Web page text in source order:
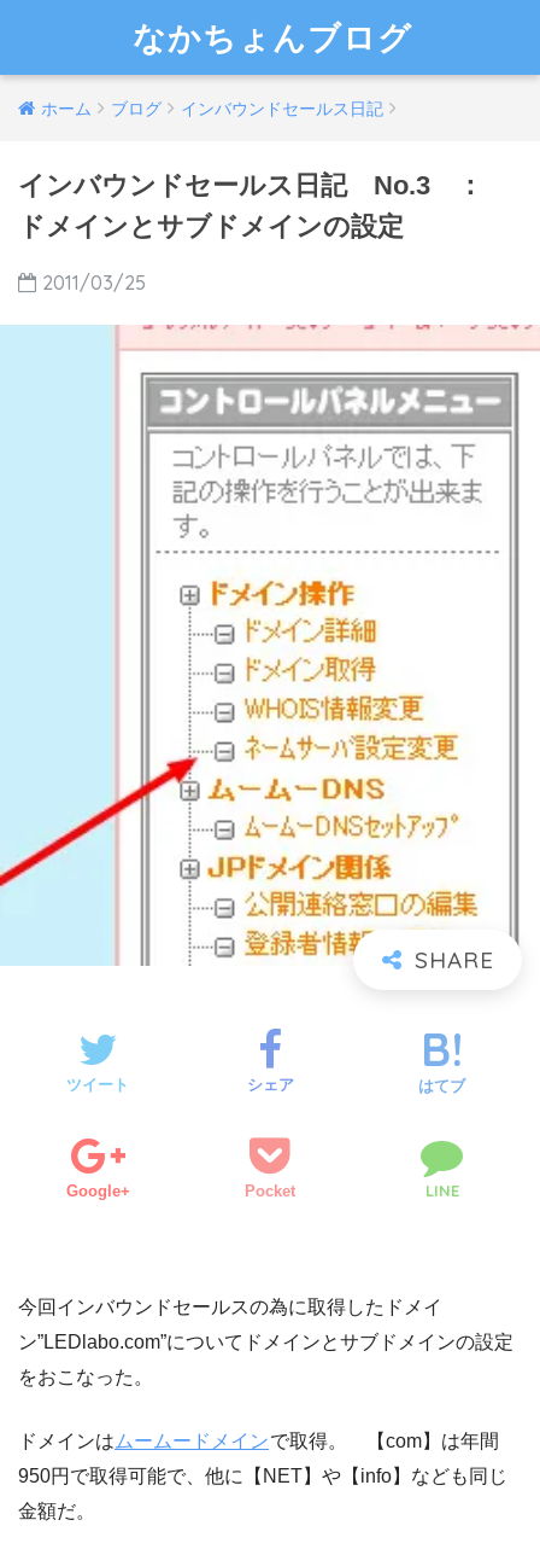
なかちょんブログ
ホーム ブログ インバウンドセールス日記
インバウンドセールス日記 No.3 ：
ドメインとサブドメインの設定
2011/03/25
ツイート シェア はてブ
Google+ Pocket LINE
今回インバウンドセールスの為に取得したドメイ
ン”LEDlabo.com”についてドメインとサブドメインの設定
をおこなった。
ドメインは ムームードメインで取得。 【com】は年間
950円で取得可能で、他に【NET】や【info】なども同じ
金額だ。